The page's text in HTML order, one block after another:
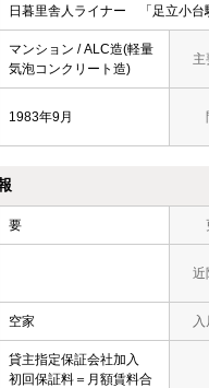
日暮里舎人ライナー 「足立小
マンション / ALC造(軽量
気泡コンクリート造)
主
1983年9月
要
近
空家
貸主指定保証会社加入
初回保証料＝月額賃料合